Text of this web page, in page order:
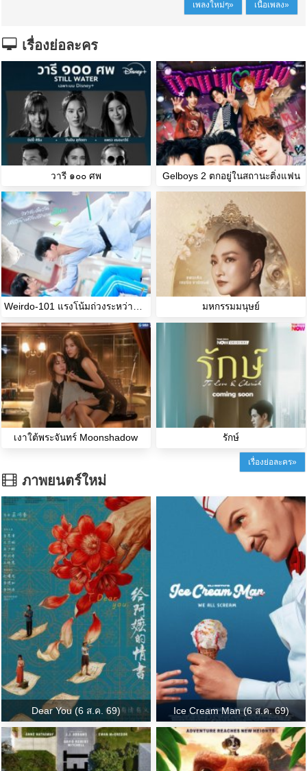
เพลงใหม่ๆ» เนื้อเพลง»
เรื่องย่อละคร
วารี ๑๐๐ ศพ Gelboys 2 ตกอยู่ในสถานะติ่งแฟน
Weirdo-101 แรงโน้มถ่วงระหว่างเรา มหกรรมมนุษย์
เงาใต้พระจันทร์ Moonshadow รักษ์
เรื่องย่อละคร»
ภาพยนตร์ใหม่
Dear You (6 ส.ค. 69) Ice Cream Man (6 ส.ค. 69)